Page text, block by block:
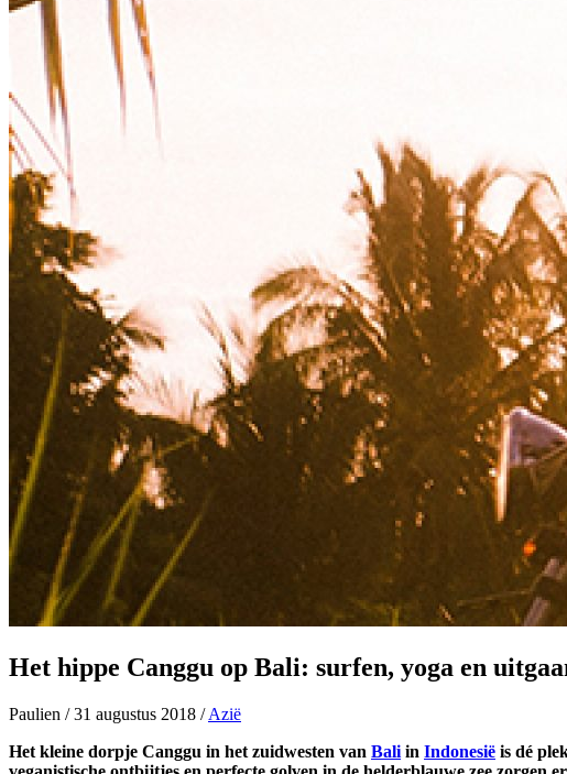
Het hippe Canggu op Bali: surfen, yoga en
Paulien /31 augustus 2018 / Azië
Het kleine dorpje Canggu in het zuidwesten van Bali in Indonesië is dé